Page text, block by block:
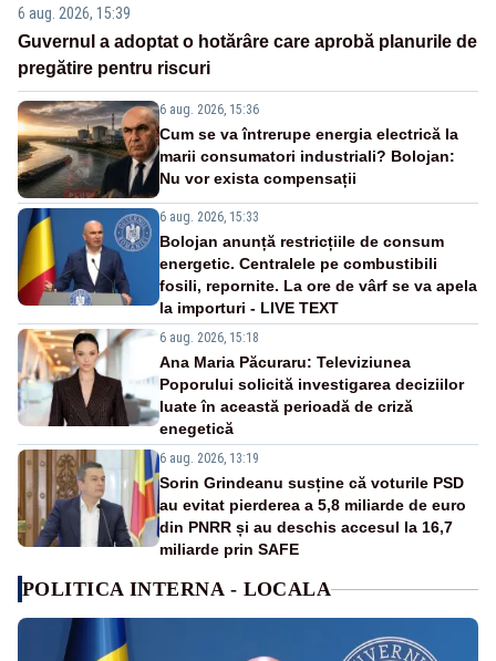
6 aug. 2026, 15:39
Guvernul a adoptat o hotărâre care aprobă planurile de
pregătire pentru riscuri
6 aug. 2026, 15:36
Cum se va întrerupe energia electrică la
marii consumatori industriali? Bolojan:
Nu vor exista compensații
6 aug. 2026, 15:33
Bolojan anunță restricțiile de consum
energetic. Centralele pe combustibili
fosili, repornite. La ore de vârf se va apela
la importuri - LIVE TEXT
6 aug. 2026, 15:18
Ana Maria Păcuraru: Televiziunea
Poporului solicită investigarea deciziilor
luate în această perioadă de criză
enegetică
6 aug. 2026, 13:19
Sorin Grindeanu susține că voturile PSD
au evitat pierderea a 5,8 miliarde de euro
din PNRR și au deschis accesul la 16,7
miliarde prin SAFE
POLITICA INTERNA - LOCALA